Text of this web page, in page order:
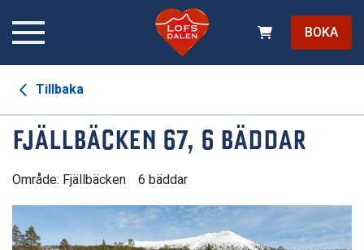
BOKA
Tillbaka
FJÄLLBÄCKEN 67, 6 BÄDDAR
Område: Fjällbäcken 6 bäddar